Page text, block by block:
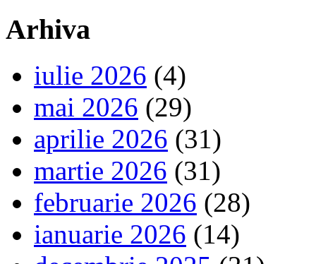
Arhiva
iulie 2026 (4)
mai 2026 (29)
aprilie 2026 (31)
martie 2026 (31)
februarie 2026 (28)
ianuarie 2026 (14)